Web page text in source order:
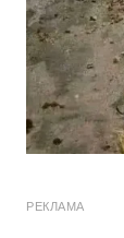
РЕКЛАМА